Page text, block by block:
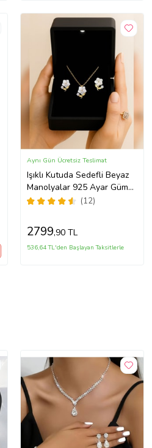
Işıklı Kutuda Sedefli Beyaz
Manolyalar 925 Ayar Gümüş
Kadın Kolye Küpe Takı Seti
(12)
Aynı Gün Ücretsiz Teslimat
2799,90 TL
536,64 TL'den Başlayan Taksitlerle